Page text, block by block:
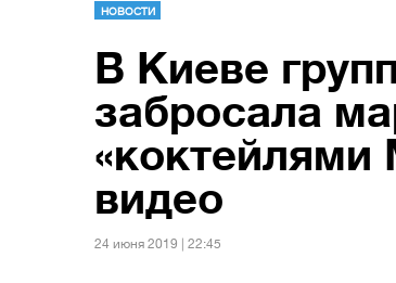
НОВОСТИ
В Киеве
забросала
«коктейлями
видео
24 июня 2019 | 22:45